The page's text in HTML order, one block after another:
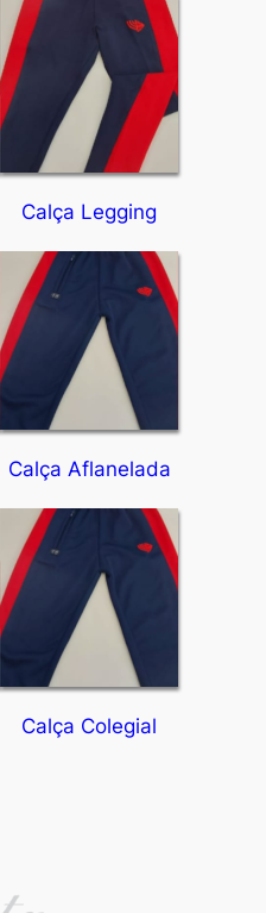
Calça Legging
Calça Aflanelada
Calça Colegial